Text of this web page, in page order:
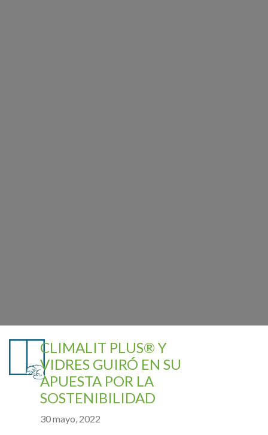
CLIMALIT PLUS® Y
VIDRES GUIRÓ EN SU
APUESTA POR LA
SOSTENIBILIDAD
30 mayo, 2022